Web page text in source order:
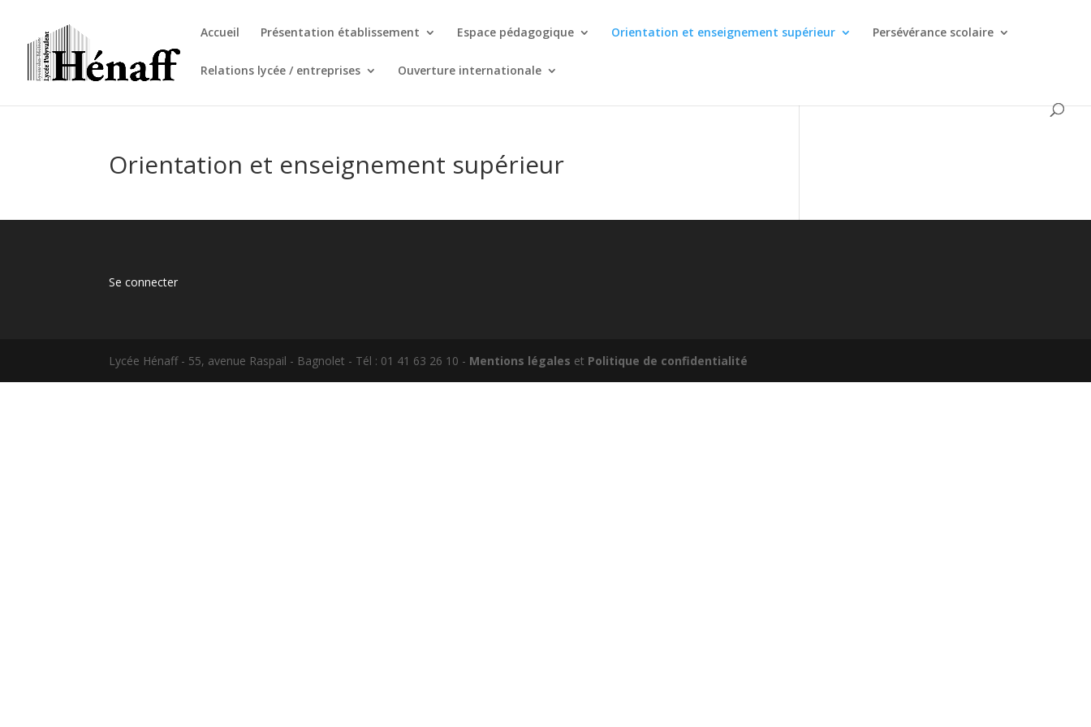
Accueil Présentation établissement Espace pédagogique Orientation et enseignement supérieur Persévérance scolaire
Relations lycée / entreprises Ouverture internationale
Orientation et enseignement supérieur
Se connecter
Lycée Hénaff - 55, avenue Raspail - Bagnolet - Tél : 01 41 63 26 10 - Mentions légales et Politique de confidentialité